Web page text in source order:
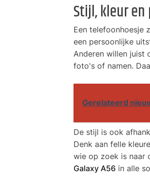
Stijl, kleur
Een telefoonhoesje
een persoonlijke
Anderen willen juist
foto's of namen.
Gerelateerd
De stijl is ook
Denk aan felle
wie op zoek is naar
Galaxy A56 in alle